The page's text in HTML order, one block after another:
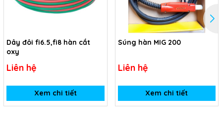
Dây đôi fi6.5,fi8 hàn cắt
oxy
Liên hệ
Xem chi tiết
Súng hàn MIG 200
Liên hệ
Xem chi tiết